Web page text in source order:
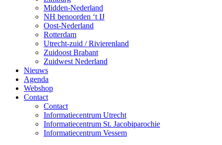
Midden-Nederland
NH benoorden ‘t IJ
Oost-Nederland
Rotterdam
Utrecht-zuid / Rivierenland
Zuidoost Brabant
Zuidwest Nederland
Nieuws
Agenda
Webshop
Contact
Contact
Informatiecentrum Utrecht
Informatiecentrum St. Jacobiparochie
Informatiecentrum Vessem